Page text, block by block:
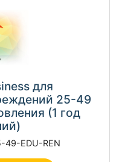
для
25-49
(1 год
49-EDU-REN